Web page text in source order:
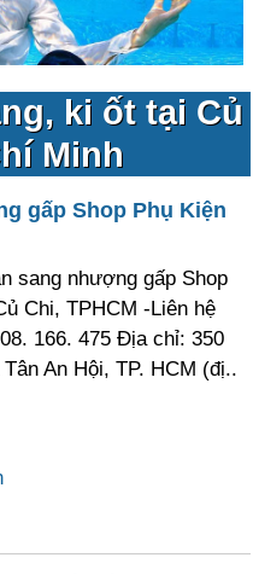
ki ốt tại Củ
Minh
gấp Shop Phụ Kiện
sang nhượng gấp Shop
Chi, TPHCM -Liên hệ
166. 475 Địa chỉ: 350
An Hội, TP. HCM (đị..